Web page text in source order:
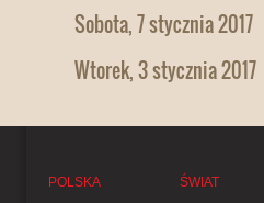
Sobota, 7 stycznia 2017
Wtorek, 3 stycznia 2017
POLSKA
ŚWIAT